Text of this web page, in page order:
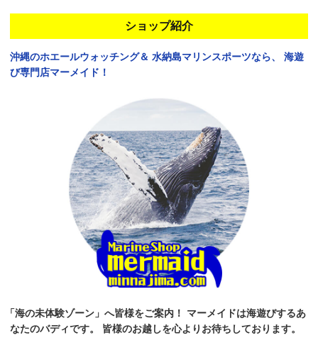
ショップ紹介
沖縄のホエールウォッチング＆ 水納島マリンスポーツなら、
海遊
び専門店マーメイド！
「海の未体験ゾーン」へ皆様をご案内！
マーメイドは海遊びするあ
なたのバディです。
皆様のお越しを心よりお待ちしております。